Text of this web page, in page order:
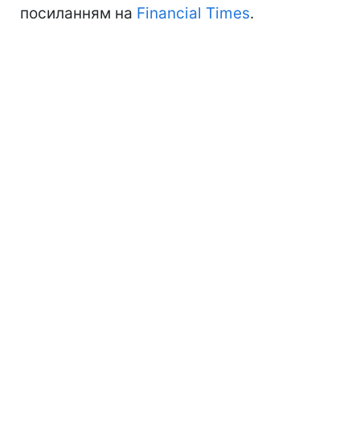
посиланням на Financial Times.